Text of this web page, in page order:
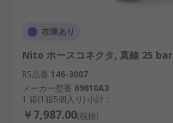
在庫あり
Nito ホースコネクタ, 真鍮 25 bar
RS品番 146-3007
メーカー型番 69610A3
1 箱(1箱5個入り) 小計：
￥7,987.00(税抜)